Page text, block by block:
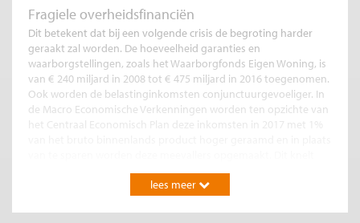
Fragiele overheidsfinanciën
Dit betekent dat bij een volgende crisis de begroting harder
geraakt zal worden. De hoeveelheid garanties en
waarborgstellingen, zoals het Waarborgfonds Eigen Woning, is
van € 240 miljard in 2008 tot € 475 miljard in 2016 toegenomen.
Ook worden de belastinginkomsten conjunctuurgevoeliger. In
de Macro Economische Verkenningen worden ten opzichte van
het Centraal Economisch Plan deze inkomsten in 2017 met 1%
des te meer daar het huidige schuldniveau ruimschoots boven
het niveau van voor de crisis ligt. Het lijkt tijden geleden, maar
Lehman Brothers, voorspelde het kabinet Balkenende-Bos nog
lees meer